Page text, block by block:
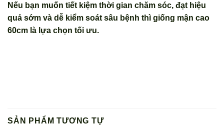
Nếu bạn muốn tiết kiệm thời gian chăm sóc, đạt hiệu
quả sớm và dễ kiểm soát sâu bệnh thì giống mận cao
60cm là lựa chọn tối ưu.
SẢN PHẨM TƯƠNG TỰ